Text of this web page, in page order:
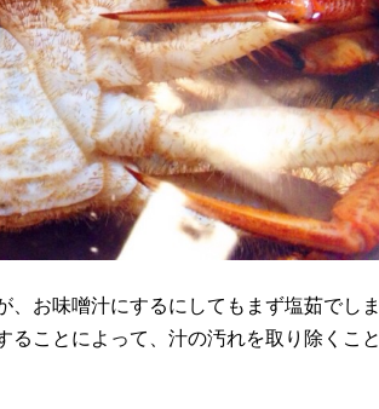
お味噌汁にするにしてもまず塩茹でしま
ることによって、汁の汚れを取り除くこと